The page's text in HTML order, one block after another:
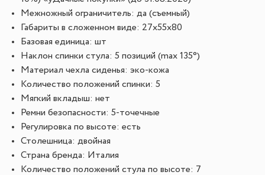
Межножный ограничитель: да (съемный)
Габариты в сложенном виде: 27x55x80
Базовая единица: шт
Наклон спинки стула: 5 позиций (maх 135°)
Материал чехла сиденья: эко-кожа
Количество положений спинки: 5
Мягкий вкладыш: нет
Ремни безопасности: 5-точечные
Регулировка по высоте: есть
Столешница: двойная
Страна бренда: Италия
Количество положений стула по высоте: 7